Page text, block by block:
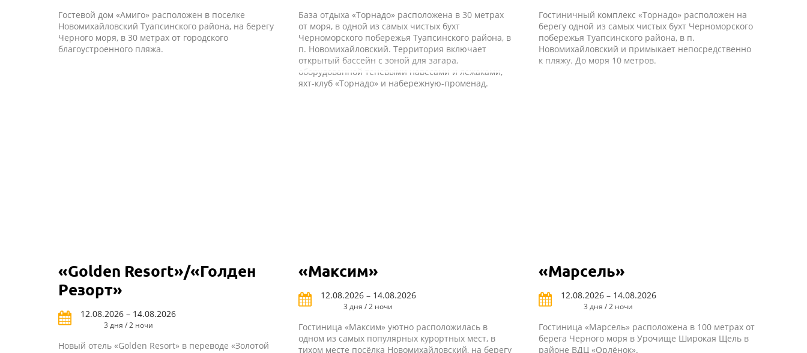
Гостевой дом «Амиго» расположен в поселке
Новомихайловский Туапсинского района, на берегу
Черного моря, в 30 метрах от городского
благоустроенного пляжа.
База отдыха «Торнадо» расположена в 30 метрах
от моря, в одной из самых чистых бухт
Черноморского побережья Туапсинского района, в
п. Новомихайловский. Территория включает
открытый бассейн с зоной для загара,
оборудованной теневыми навесами и лежаками,
яхт-клуб «Торнадо» и набережную-променад.
Гостиничный комплекс «Торнадо» расположен на
берегу одной из самых чистых бухт Черноморского
побережья Туапсинского района, в п.
Новомихайловский и примыкает непосредственно
к пляжу. До моря 10 метров.
«Golden Resort»/«Голден
Резорт»
12.08.2026 – 14.08.2026
3 дня / 2 ночи
Новый отель «Golden Resort» в переводе «Золотой
«Максим»
12.08.2026 – 14.08.2026
3 дня / 2 ночи
Гостиница «Максим» уютно расположилась в
одном из самых популярных курортных мест, в
тихом месте посёлка Новомихайловский, на берегу
«Марсель»
12.08.2026 – 14.08.2026
3 дня / 2 ночи
Гостиница «Марсель» расположена в 100 метрах от
берега Черного моря в Урочище Широкая Щель в
районе ВДЦ «Орлёнок».